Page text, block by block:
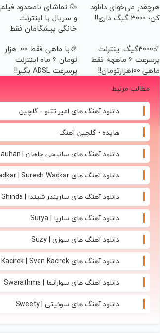
هرچقدر می‌خوای دانلود
کن؛ 3000 گیگ داری!!
🥳 تماشای نامحدود فیلم
و سریال با اینترنت
خانگی پیشگامان فقط
☄️3000گیگ اینترنت
پرسرعت 6 ماههه فقط
ماهی 100هزارتومان!!
🎉با ماهی فقط 100 هزار
تومان 6 ماه اینترنت
پرسرعت ADSL بگیر!!
مطالب مرتبط
دانلود آهنگ های امیر تتلو - گلچین
هایده - گلچین آهنگ
دانلود آهنگ های سانیجی چاهان | Sunidhi Chauhan
دانلود آهنگ های Suresh Wadkar | Suresh Wadkar
دانلود آهنگ های ساریندر شیندا | Surinder Shinda
دانلود آهنگ های ساریا | Surya
دانلود آهنگ های سوزی | Suzy
دانلود آهنگ های Sven Kacirek | Sven Kacirek
دانلود آهنگ های سواراتما | Swarathma
دانلود آهنگ های سوئیتی | Sweety